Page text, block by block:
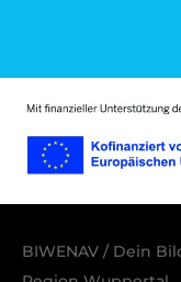
BIWENAV / Dein